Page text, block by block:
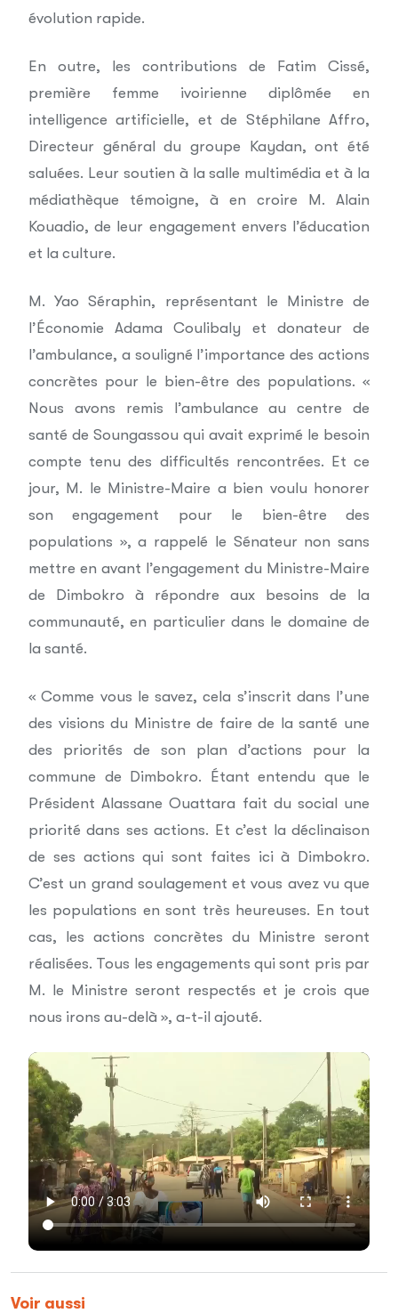
évolution rapide.
En outre, les contributions de Fatim Cissé,
première femme ivoirienne diplômée en
intelligence artificielle, et de Stéphilane Affro,
Directeur général du groupe Kaydan, ont été
saluées. Leur soutien à la salle multimédia et à la
médiathèque témoigne, à en croire M. Alain
Kouadio, de leur engagement envers l’éducation
et la culture.
M. Yao Séraphin, représentant le Ministre de
l’Économie Adama Coulibaly et donateur de
l’ambulance, a souligné l’importance des actions
concrètes pour le bien-être des populations. «
Nous avons remis l’ambulance au centre de
santé de Soungassou qui avait exprimé le besoin
compte tenu des difficultés rencontrées. Et ce
jour, M. le Ministre-Maire a bien voulu honorer
son engagement pour le bien-être des
populations », a rappelé le Sénateur non sans
mettre en avant l’engagement du Ministre-Maire
de Dimbokro à répondre aux besoins de la
communauté, en particulier dans le domaine de
la santé.
« Comme vous le savez, cela s’inscrit dans l’une
des visions du Ministre de faire de la santé une
des priorités de son plan d’actions pour la
commune de Dimbokro. Étant entendu que le
Président Alassane Ouattara fait du social une
priorité dans ses actions. Et c’est la déclinaison
de ses actions qui sont faites ici à Dimbokro.
C’est un grand soulagement et vous avez vu que
les populations en sont très heureuses. En tout
cas, les actions concrètes du Ministre seront
réalisées. Tous les engagements qui sont pris par
M. le Ministre seront respectés et je crois que
nous irons au-delà », a-t-il ajouté.
Voir aussi